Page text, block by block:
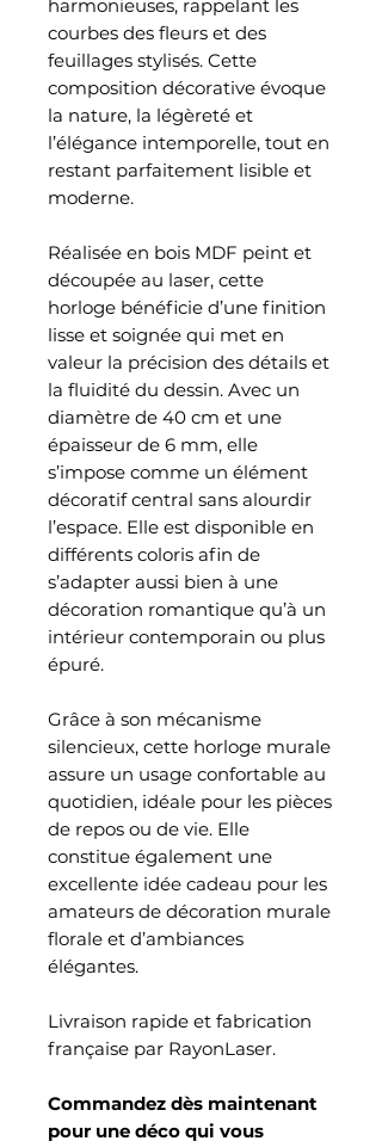
harmonieuses, rappelant les
courbes des fleurs et des
feuillages stylisés. Cette
composition décorative évoque
la nature, la légèreté et
l’élégance intemporelle, tout en
restant parfaitement lisible et
moderne.
Réalisée en bois MDF peint et
découpée au laser, cette
horloge bénéficie d’une finition
lisse et soignée qui met en
valeur la précision des détails et
la fluidité du dessin. Avec un
diamètre de 40 cm et une
épaisseur de 6 mm, elle
s’impose comme un élément
décoratif central sans alourdir
l’espace. Elle est disponible en
différents coloris afin de
s’adapter aussi bien à une
décoration romantique qu’à un
intérieur contemporain ou plus
épuré.
Grâce à son mécanisme
silencieux, cette horloge murale
assure un usage confortable au
quotidien, idéale pour les pièces
de repos ou de vie. Elle
constitue également une
excellente idée cadeau pour les
amateurs de décoration murale
florale et d’ambiances
élégantes.
Livraison rapide et fabrication
française par RayonLaser.
Commandez dès maintenant
pour une déco qui vous